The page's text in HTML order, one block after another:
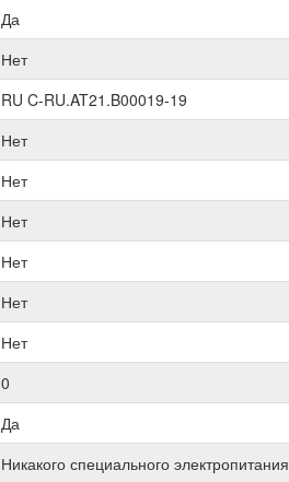
Да
Нет
RU C-RU.AT21.B00019-19
Нет
Нет
Нет
Нет
Нет
Нет
0
Да
Никакого специального электропитания